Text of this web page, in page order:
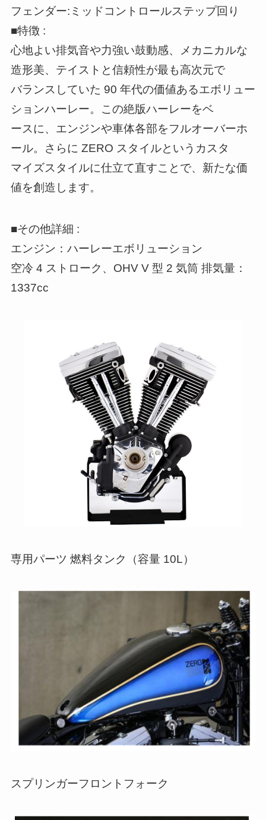
フェンダー:ミッドコントロールステップ回り
■特徴 :
心地よい排気音や力強い鼓動感、メカニカルな
造形美、テイストと信頼性が最も高次元で
バランスしていた 90 年代の価値あるエボリュー
ションハーレー。この絶版ハーレーをベ
ースに、エンジンや車体各部をフルオーバーホ
ール。さらに ZERO スタイルというカスタ
マイズスタイルに仕立て直すことで、新たな価
値を創造します。
■その他詳細 :
エンジン：ハーレーエボリューション
空冷 4 ストローク、OHV V 型 2 気筒 排気量：
1337cc
専用パーツ 燃料タンク（容量 10L）
スプリンガーフロントフォーク